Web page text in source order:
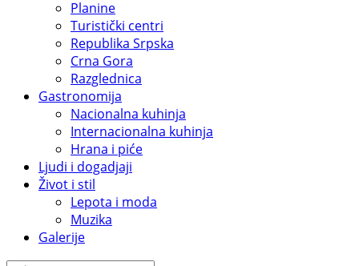
Planine
Turistički centri
Republika Srpska
Crna Gora
Razglednica
Gastronomija
Nacionalna kuhinja
Internacionalna kuhinja
Hrana i piće
Ljudi i dogadjaji
Život i stil
Lepota i moda
Muzika
Galerije